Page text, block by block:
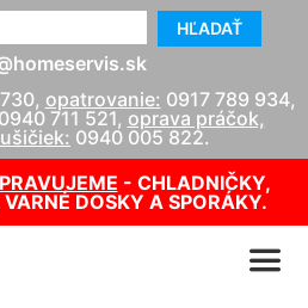
HĽADAŤ
, opatrovanie: 0917 789 934,
0940 711 521, oprava práčok,
0940 005 822.
- CHLADNIČKY,
DOSKY A SPORÁKY.